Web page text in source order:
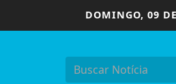
DOMINGO, 09